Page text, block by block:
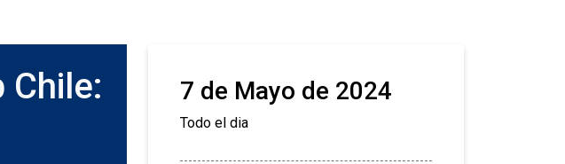
7 de Mayo de 2024
Todo el dia